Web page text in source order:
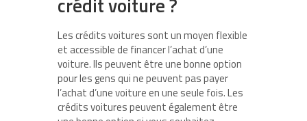
Les crédits voitures sont un moyen flexible
et accessible de financer l’achat d’une
voiture. Ils peuvent être une bonne option
pour les gens qui ne peuvent pas payer
l’achat d’une voiture en une seule fois. Les
crédits voitures peuvent également être